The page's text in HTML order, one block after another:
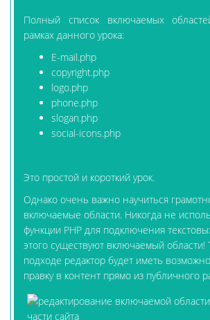
Полный список включаемых
рамках данного урока:
E-mail.php
copyright.php
logo.php
phone.php
slogan.php
social-icons.php
Это простой и короткий урок.
Однако очень важно научиться
включаемые области. Никогда не
функции PHP для подключения
этого существуют включаемый области!
подходе редактор будет иметь
правку в контент прямо из публичного